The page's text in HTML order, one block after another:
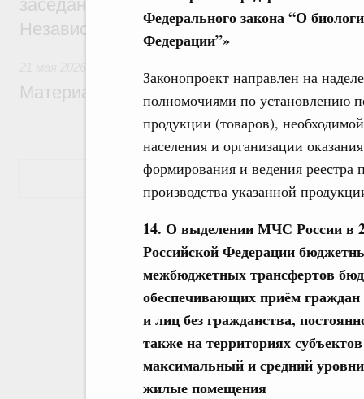
Федерального закона “О
Федерации”»
Законопроект направлен на
полномочиями по установлению
продукции (товаров),
населения и организации
формирования и ведения
производства указанной
14. О выделении МЧС России в
Российской Федерации
межбюджетных трансфертов
обеспечивающих приём
и лиц без гражданства,
также на территориях
максимальный и средний
жилые помещения
заседании Совета глав правительств
Независимых Государств
Материалы к заседанию Правительства
Показать еще